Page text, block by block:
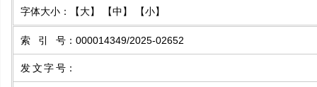
字体大小： 【大】 【中】 【小】
索引号 ： 000014349/2025-02652
发文字号 ：